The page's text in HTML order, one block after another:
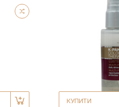
КУПИТИ